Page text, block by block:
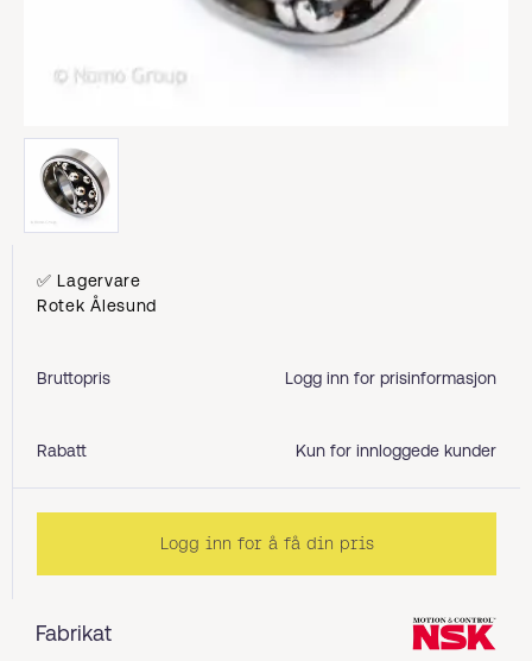
Fabrikat
✅ Lagervare
Rotek Ålesund
Bruttopris Logg inn for prisinformasjon
Rabatt Kun for innloggede kunder
Logg inn for å få din pris